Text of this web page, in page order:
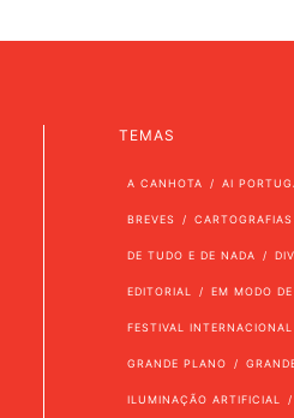
TEMAS
A CANHOTA AI
BREVES CARTOGRAFIAS
DE TUDO E DE NADA
EDITORIAL EM MODO
FESTIVAL
GRANDE PLANO
ILUMINAÇÃO ARTIFICIAL